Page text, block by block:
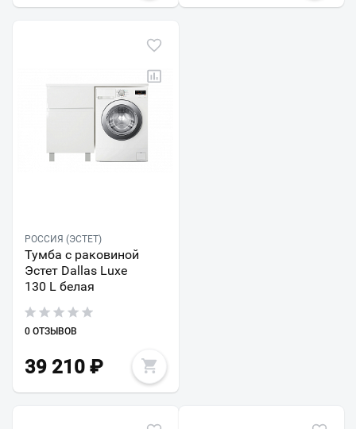
РОССИЯ (ЭСТЕТ)
Тумба с раковиной
Эстет Dallas Luxe
130 L белая
0 ОТЗЫВОВ
39 210 ₽